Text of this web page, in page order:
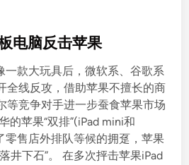
电脑反击苹果
一款大玩具后，微软系、谷歌系
全线反攻，借助苹果不擅长的商
等竞争对手进一步蚕食苹果市场
的苹果“双排”(iPad mini和
零售店外排队等候的拥趸，苹果
井下石”。 在多次抨击苹果iPad